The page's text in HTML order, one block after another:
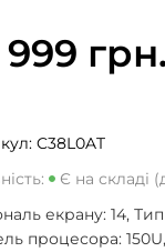
999 грн.
C38L0AT
Є на складі
екрану: 14,
процесора: